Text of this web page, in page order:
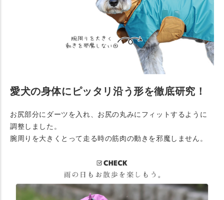
愛犬の身体にピッタリ沿う形を徹底研究！
お尻部分にダーツを入れ、お尻の丸みにフィットするように
調整しました。
腕周りを大きくとって走る時の筋肉の動きを邪魔しません。